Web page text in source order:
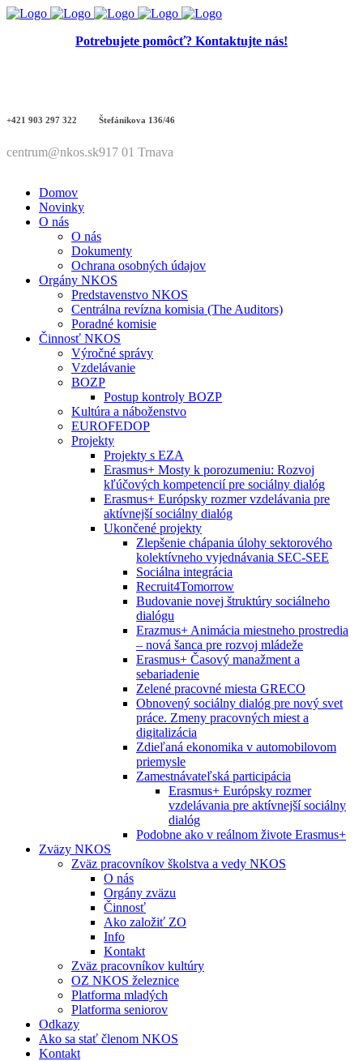
Potrebujete pomôcť? Kontaktujte nás!
+421 903 297 322
centrum@nkos.sk
Štefánikova 136/46
917 01 Trnava
Domov
Novinky
O nás
O nás
Dokumenty
Ochrana osobných údajov
Orgány NKOS
Predstavenstvo NKOS
Centrálna revízna komisia (The Auditors)
Poradné komisie
Činnosť NKOS
Výročné správy
Vzdelávanie
BOZP
Postup kontroly BOZP
Kultúra a náboženstvo
EUROFEDOP
Projekty
Projekty s EZA
Erasmus+ Mosty k porozumeniu: Rozvoj
kľúčových kompetencií pre sociálny dialóg
Erasmus+ Európsky rozmer vzdelávania pre
aktívnejší sociálny dialóg
Ukončené projekty
Zlepšenie chápania úlohy sektorového
kolektívneho vyjednávania SEC-SEE
Sociálna integrácia
Recruit4Tomorrow
Budovanie novej štruktúry sociálneho
dialógu
Erazmus+ Animácia miestneho prostredia
– nová šanca pre rozvoj mládeže
Erasmus+ Časový manažment a
sebariadenie
Zelené pracovné miesta GRECO
Obnovený sociálny dialóg pre nový svet
práce. Zmeny pracovných miest a
digitalizácia
Zdieľaná ekonomika v automobilovom
priemysle
Zamestnávateľská participácia
Erasmus+ Európsky rozmer
vzdelávania pre aktívnejší sociálny
dialóg
Podobne ako v reálnom živote Erasmus+
Zväzy NKOS
Zväz pracovníkov školstva a vedy NKOS
O nás
Orgány zväzu
Činnosť
Ako založiť ZO
Info
Kontakt
Zväz pracovníkov kultúry
OZ NKOS železnice
Platforma mladých
Platforma seniorov
Odkazy
Ako sa stať členom NKOS
Kontakt